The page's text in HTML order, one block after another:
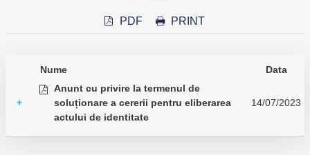
PDF PRINT
Nume Data
+
Anunt cu privire la termenul de
soluționare a cererii pentru eliberarea
actului de identitate
14/07/2023